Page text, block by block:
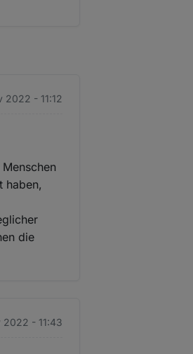
2022 - 11:12
haben,
die
2022 - 11:43